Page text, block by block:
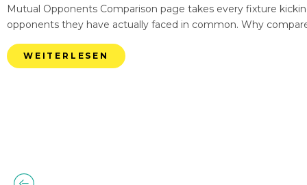
Mutual Opponents Comparison page takes every fixture
opponents they have actually faced in common. Why
WEITERLESEN